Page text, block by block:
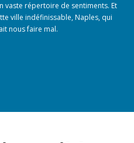
vaste répertoire de sentiments. Et
ville indéfinissable, Naples, qui
nous faire mal.